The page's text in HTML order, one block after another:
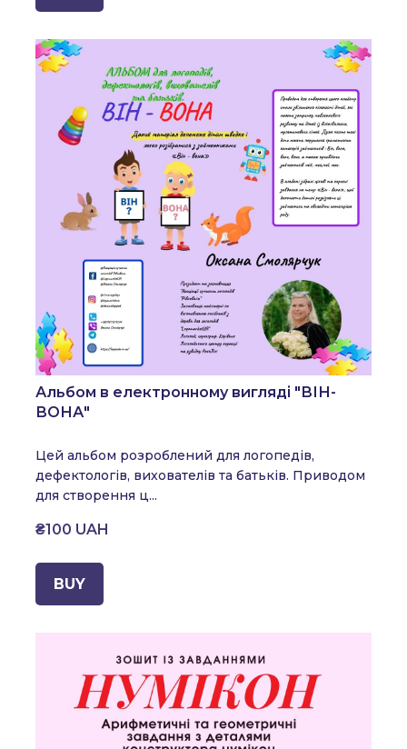
Альбом в електронному вигляді "ВІН-
ВОНА"
Цей альбом розроблений для логопедів,
дефектологів, вихователів та батьків. Приводом
для створення ц...
₴100 UAH
BUY